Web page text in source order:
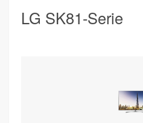
LG SK81-Serie